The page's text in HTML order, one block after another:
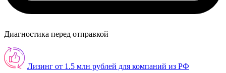
Диагностика перед отправкой
Лизинг от 1.5 млн рублей для компаний из РФ